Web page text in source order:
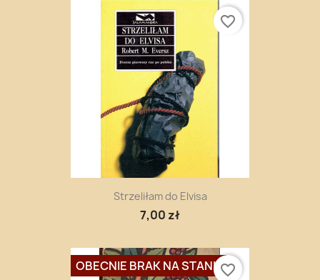
Strzeliłam do Elvisa
7,00 zł
favorite_border
OBECNIE BRAK NA STANIEfavorite_border